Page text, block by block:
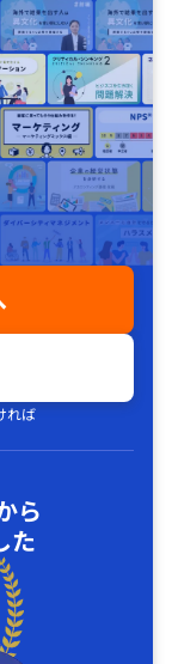
れば
ら
た